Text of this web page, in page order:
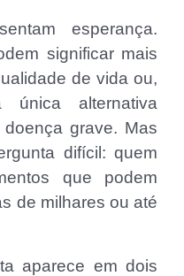
esperança.
significar mais
de vida ou,
alternativa
grave. Mas
difícil: quem
que podem
de milhares ou até
aparece em dois